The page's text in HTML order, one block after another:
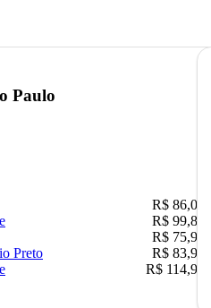
Paulo
R$ 86,00
R$ 99,89
R$ 75,90
Preto
R$ 83,90
R$ 114,90